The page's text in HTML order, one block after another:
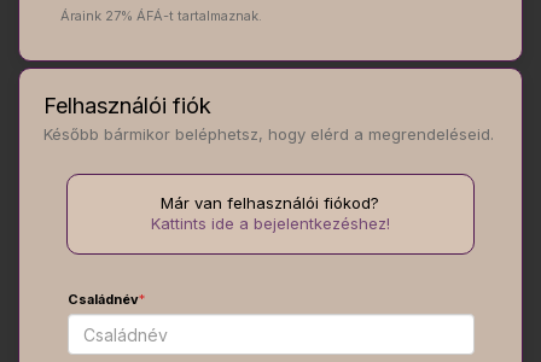
Áraink 27% ÁFÁ-t tartalmaznak.
Felhasználói fiók
Később bármikor beléphetsz, hogy elérd a megrendeléseid.
Már van felhasználói fiókod?
Kattints ide a bejelentkezéshez!
Családnév*